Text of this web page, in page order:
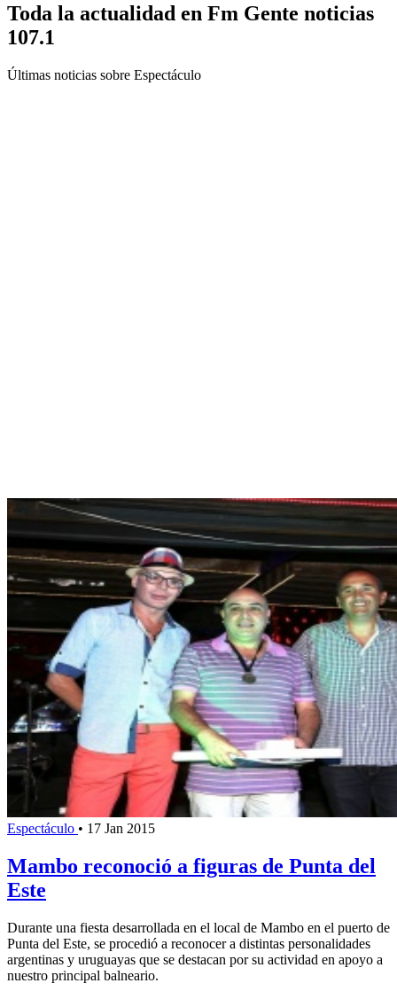
Toda la actualidad en Fm Gente noticias
107.1
Últimas noticias sobre Espectáculo
Espectáculo • 17 Jan 2015
Mambo reconoció a figuras de Punta del
Este
Durante una fiesta desarrollada en el local de Mambo en el puerto de
Punta del Este, se procedió a reconocer a distintas personalidades
argentinas y uruguayas que se destacan por su actividad en apoyo a
nuestro principal balneario.